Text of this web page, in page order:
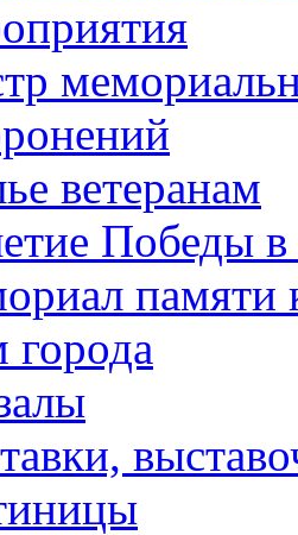
ветеранам
Победы
памяти
города